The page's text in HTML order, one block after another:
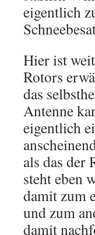
eigentlich
Hier ist
Rotors
das
Antenne
eigentlich
als das der
steht eben
damit zum
und zum
damit